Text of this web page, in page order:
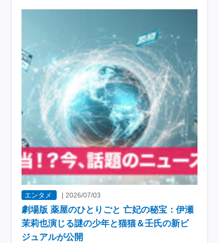
エンタメ | 2026/07/03
劇場版 薬屋のひとりごと 亡妃の秘宝：伊瀬
茉莉也演じる謎の少年と猫猫＆壬氏の新ビ
ジュアルが公開